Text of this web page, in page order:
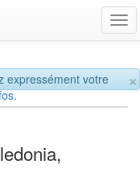
×
expressément votre